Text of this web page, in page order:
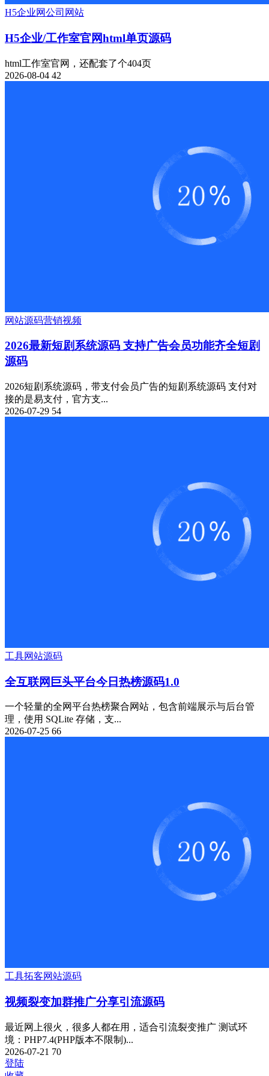
H5企业网公司网站
H5企业/工作室官网html单页源码
html工作室官网，还配套了个404页
2026-08-04 42
网站源码营销视频
2026最新短剧系统源码 支持广告会员功能齐全短剧
源码
2026短剧系统源码，带支付会员广告的短剧系统源码 支付对
接的是易支付，官方支...
2026-07-29 54
工具网站源码
全互联网巨头平台今日热榜源码1.0
一个轻量的全网平台热榜聚合网站，包含前端展示与后台管
理，使用 SQLite 存储，支...
2026-07-25 66
工具拓客网站源码
视频裂变加群推广分享引流源码
最近网上很火，很多人都在用，适合引流裂变推广 测试环
境：PHP7.4(PHP版本不限制)...
2026-07-21 70
登陆